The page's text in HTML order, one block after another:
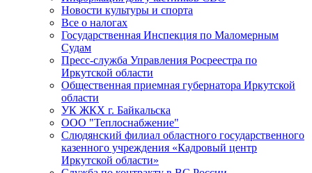
Новости культуры и спорта
Все о налогах
Государственная Инспекция по Маломерным
Судам
Пресс-служба Управления Росреестра по
Иркутской области
Общественная приемная губернатора Иркутской
области
УК ЖКХ г. Байкальска
ООО "Теплоснабжение"
Слюдянский филиал областного государственного
казенного учреждения «Кадровый центр
Иркутской области»